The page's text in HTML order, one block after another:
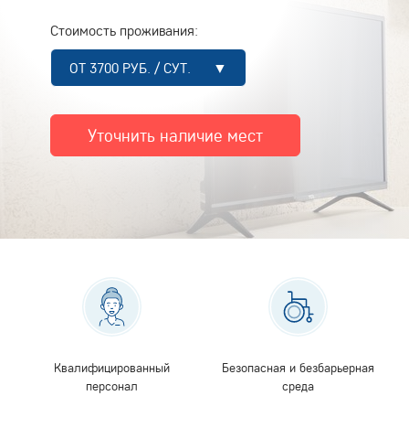
Стоимость проживания:
ОТ 3700 РУБ. / СУТ. ▼
Уточнить наличие мест
Квалифицированный
персонал
Безопасная и безбарьерная
среда